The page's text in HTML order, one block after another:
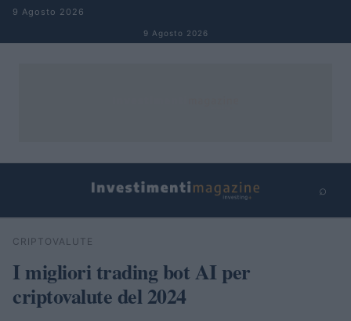
Salta al contenuto
9 Agosto 2026
9 Agosto 2026
⌕
Cerca
CRIPTOVALUTE
I migliori trading bot AI per
criptovalute del 2024